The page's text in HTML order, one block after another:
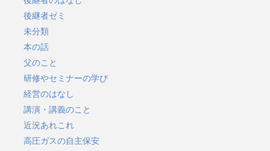
後継者ゼミ
未分類
本の話
父のこと
研修やセミナーの学び
経営のはなし
講演・講義のこと
近況あれこれ
高圧ガスの自主保安